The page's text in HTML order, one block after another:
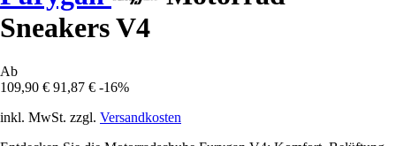
Sneakers V4
Ab
109,90 € 91,87 € -16%
inkl. MwSt. zzgl. Versandkosten